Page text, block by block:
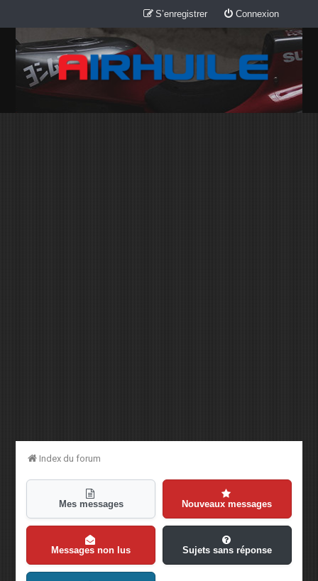
Connexion
S’enregistrer
Index du forum
Mes messages Nouveaux messages
Messages non lus Sujets sans réponse